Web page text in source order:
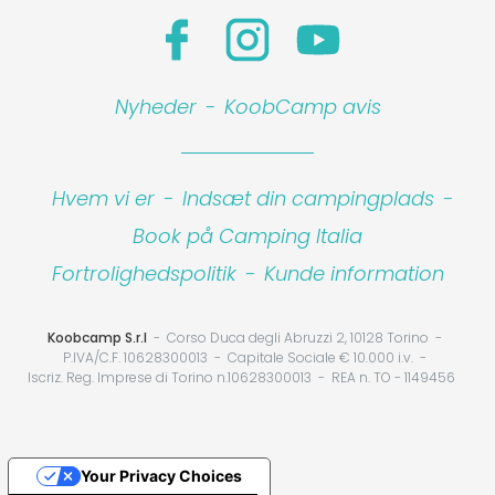
Nyheder - KoobCamp avis
Hvem vi er - Indsæt din campingplads -
Book på Camping Italia
Fortrolighedspolitik - Kunde information
Koobcamp S.r.l
Corso Duca degli Abruzzi 2, 10128 Torino
P.IVA/C.F. 10628300013
Capitale Sociale € 10.000 i.v.
Iscriz. Reg. Imprese di Torino n.10628300013
REA n. TO - 1149456
Your Privacy Choices